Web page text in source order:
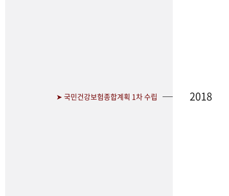
➤ 국민건강보험종합계획 1차 수립 2018